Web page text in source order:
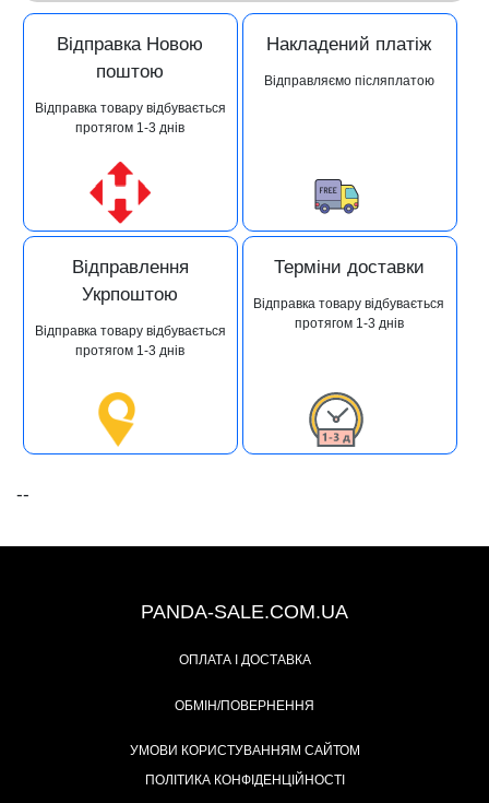
Відправка Новою
поштою
Відправка товару відбувається
протягом 1-3 днів
Накладений платіж
Відправляємо післяплатою
Відправлення
Укрпоштою
Відправка товару відбувається
протягом 1-3 днів
Терміни доставки
Відправка товару відбувається
протягом 1-3 днів
--
PANDA-SALE.COM.UA
ОПЛАТА І ДОСТАВКА
ОБМІН/ПОВЕРНЕННЯ
УМОВИ КОРИСТУВАННЯМ САЙТОМ
ПОЛІТИКА КОНФІДЕНЦІЙНОСТІ